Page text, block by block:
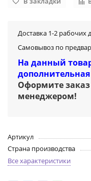
Доставка 1-2 рабочих
Самовывоз по
На данный
Оформите заказ
менеджером!
Артикул
Страна производства
Все характеристики